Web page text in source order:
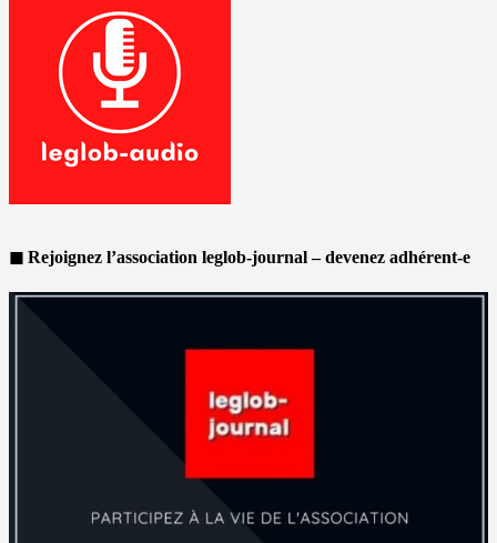
◼ Rejoignez l’association leglob-journal – devenez adhérent-e